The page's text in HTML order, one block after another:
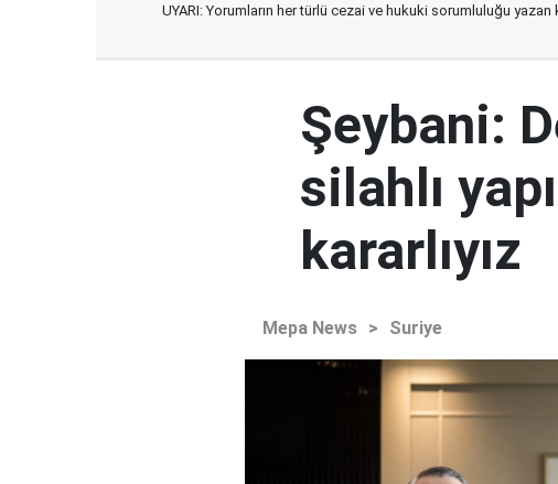
UYARI: Yorumların her türlü cezai ve hukuki sorumluluğu
Şeybani:
silahlı
kararlıyız
Mepa News > Suriye